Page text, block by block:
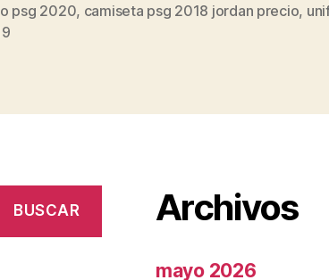
psg 2020, camiseta psg 2018 jordan precio,
Archivos
mayo 2026